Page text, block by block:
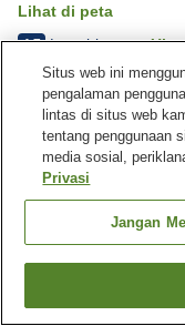
Lihat di peta
4.7 Luar biasa
Fasilitas properti
Tempat parkir
Barbekyu
Jepang
グランディオーソ沖縄ヴ
Situs web ini
pengalaman
lintas di situs web
tentang penggunaan
media sosial,
Privasi
Jangan